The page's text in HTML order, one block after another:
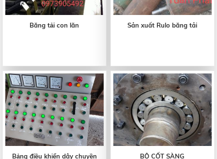
Băng tải con lăn Sản xuất Rulo băng tải
Bảng điều khiển dây chuyền
BỘ CỐT SÀNG